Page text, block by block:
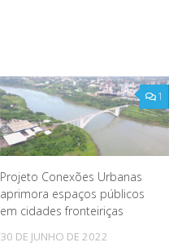
1
Projeto Conexões Urbanas
aprimora espaços públicos
em cidades fronteiriças
30 DE JUNHO DE 2022